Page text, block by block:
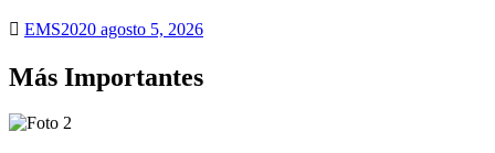
EMS2020 agosto 5, 2026
Más Importantes